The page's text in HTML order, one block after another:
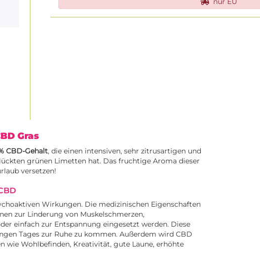
Gras
CBD-Gehalt, die einen intensiven, sehr zitrusartigen und
grünen Limetten hat. Das fruchtige Aroma dieser
versetzen!
Wirkungen. Die medizinischen Eigenschaften
zur Linderung von Muskelschmerzen,
einfach zur Entspannung eingesetzt werden. Diese
Tages zur Ruhe zu kommen. Außerdem wird CBD
wie Wohlbefinden, Kreativität, gute Laune, erhöhte